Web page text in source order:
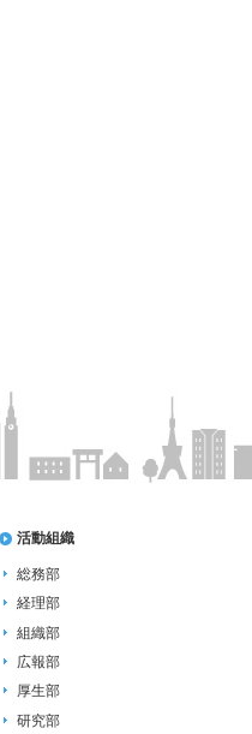
活動組織
総務部
経理部
組織部
広報部
厚生部
研究部